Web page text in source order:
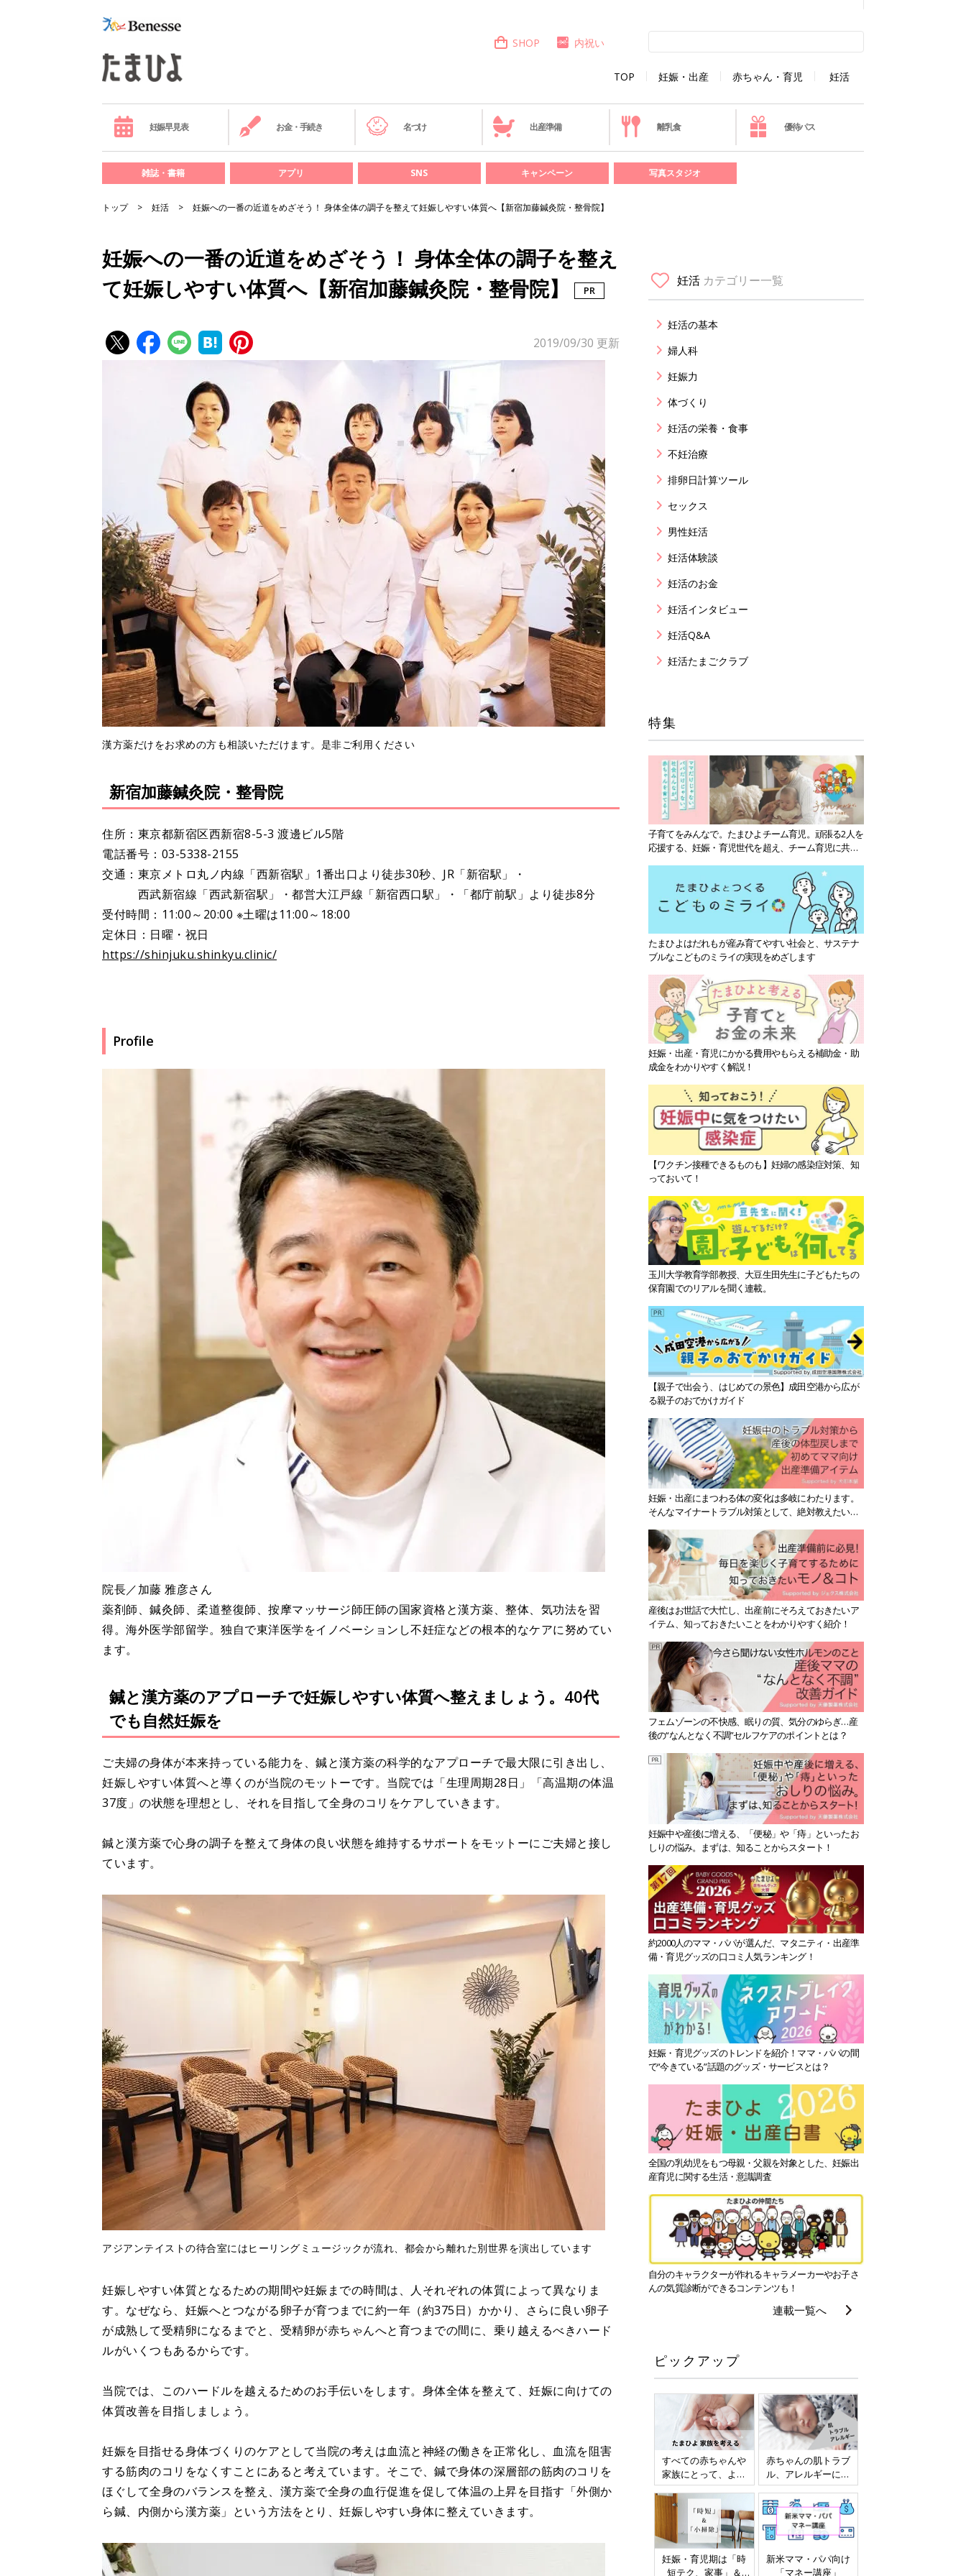
TOP 妊娠・出産 赤ちゃん・育児 妊活
SHOP 内祝い
妊娠早見表 お金・手続き 名づけ 出産準備 離乳食 優待パス
雑誌・書籍 アプリ SNS キャンペーン 写真スタジオ
トップ 妊活 妊娠への一番の近道をめざそう！ 身体全体の調子を整えて妊娠しやすい体質へ【新宿加藤鍼灸院・整骨院】
妊娠への一番の近道をめざそう！ 身体全体の調子を整え
て妊娠しやすい体質へ【新宿加藤鍼灸院・整骨院】
2019/09/30 更新
漢方薬だけをお求めの方も相談いただけます。是非ご利用ください
新宿加藤鍼灸院・整骨院
住所：東京都新宿区西新宿8-5-3 渡邊ビル5階
電話番号：03-5338-2155
交通：東京メトロ丸ノ内線「西新宿駅」1番出口より徒歩30秒、JR「新宿駅」・
西武新宿線「西武新宿駅」・都営大江戸線「新宿西口駅」・「都庁前駅」より徒歩8分
受付時間：11:00～20:00 ※土曜は11:00～18:00
定休日：日曜・祝日
https://shinjuku.shinkyu.clinic/
Profile
院長／加藤 雅彦さん
薬剤師、鍼灸師、柔道整復師、按摩マッサージ師圧師の国家資格と漢方薬、整体、気功法を習
得。海外医学部留学。独自で東洋医学をイノベーションし不妊症などの根本的なケアに努めてい
ます。
鍼と漢方薬のアプローチで妊娠しやすい体質へ整えましょう。40代
でも自然妊娠を
ご夫婦の身体が本来持っている能力を、鍼と漢方薬の科学的なアプローチで最大限に引き出し、
妊娠しやすい体質へと導くのが当院のモットーです。当院では「生理周期28日」「高温期の体温
37度」の状態を理想とし、それを目指して全身のコリをケアしていきます。
鍼と漢方薬で心身の調子を整えて身体の良い状態を維持するサポートをモットーにご夫婦と接し
ています。
アジアンテイストの待合室にはヒーリングミュージックが流れ、都会から離れた別世界を演出しています
妊娠しやすい体質となるための期間や妊娠までの時間は、人それぞれの体質によって異なりま
す。なぜなら、妊娠へとつながる卵子が育つまでに約一年（約375日）かかり、さらに良い卵子
が成熟して受精卵になるまでと、受精卵が赤ちゃんへと育つまでの間に、乗り越えるべきハード
ルがいくつもあるからです。
当院では、このハードルを越えるためのお手伝いをします。身体全体を整えて、妊娠に向けての
体質改善を目指しましょう。
妊娠を目指せる身体づくりのケアとして当院の考えは血流と神経の働きを正常化し、血流を阻害
する筋肉のコリをなくすことにあると考えています。そこで、鍼で身体の深層部の筋肉のコリを
ほぐして全身のバランスを整え、漢方薬で全身の血行促進を促して体温の上昇を目指す「外側か
ら鍼、内側から漢方薬」という方法をとり、妊娠しやすい身体に整えていきます。
妊活 カテゴリー一覧
妊活の基本
婦人科
妊娠力
体づくり
妊活の栄養・食事
不妊治療
排卵日計算ツール
セックス
男性妊活
妊活体験談
妊活のお金
妊活インタビュー
妊活Q&A
妊活たまごクラブ
特集
子育てをみんなで。たまひよチーム育児。頑張る2人を
応援する、妊娠・育児世代を超え、チーム育児に共感
たまひよはだれもが産み育てやすい社会と、サステナ
ブルなこどものミライの実現をめざします
妊娠・出産・育児にかかる費用やもらえる補助金・助
成金をわかりやすく解説！
【ワクチン接種できるものも】妊婦の感染症対策、知
っておいて！
玉川大学教育学部教授、大豆生田先生に子どもたちの
保育園でのリアルを聞く連載。
【親子で出会う、はじめての景色】成田空港から広が
る親子のおでかけガイド
妊娠・出産にまつわる体の変化は多岐にわたります。
そんなマイナートラブル対策として、絶対教えたい！
産後はお世話で大忙し、出産前にそろえておきたいア
イテム、知っておきたいことをわかりやすく紹介！
フェムゾーンの不快感、眠りの質、気分のゆらぎ…産
後の“なんとなく不調”セルフケアのポイントとは？
妊娠中や産後に増える、「便秘」や「痔」といったお
しりの悩み。まずは、知ることからスタート！
約2000人のママ・パパが選んだ、マタニティ・出産準
備・育児グッズの口コミ人気ランキング！
妊娠・育児グッズのトレンドを紹介！ママ・パパの間
で“今きている”話題のグッズ・サービスとは？
全国の乳幼児をもつ母親・父親を対象とした、妊娠出
産育児に関する生活・意識調査
自分のキャラクターが作れるキャラメーカーやお子さ
んの気質診断ができるコンテンツも！
連載一覧へ
ピックアップ
すべての赤ちゃんや
家族にとって、より
よい社会・環境とな
ることをめざしてさ
まざまな課題を取材
し、発信していきま
す
赤ちゃんの肌トラブ
ル、アレルギーにつ
いて
妊娠・育児期は「時
短テク、家事」＆
新米ママ・パパ向け
「マネー講座」